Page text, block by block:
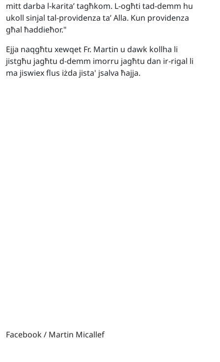
mitt darba l-karita’ tagħkom. L-ogħti tad-demm hu
ukoll sinjal tal-providenza ta’ Alla. Kun providenza
għal ħaddieħor."
Ejja naqgħtu xewqet Fr. Martin u dawk kollha li
jistgħu jagħtu d-demm imorru jagħtu dan ir-rigal li
ma jiswiex flus iżda jista' jsalva ħajja.
Facebook / Martin Micallef